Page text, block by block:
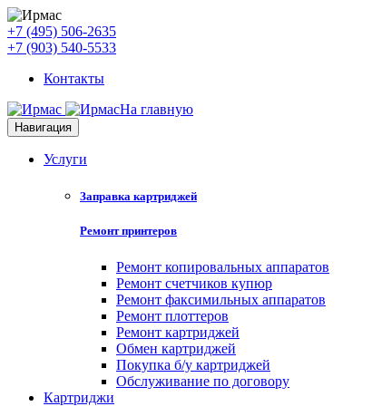
+7 (495) 506-2635
+7 (903) 540-5533
Контакты
На главную
Навигация
Услуги
Заправка картриджей
Ремонт принтеров
Ремонт копировальных аппаратов
Ремонт счетчиков купюр
Ремонт факсимильных аппаратов
Ремонт плоттеров
Ремонт картриджей
Обмен картриджей
Покупка б/у картриджей
Обслуживание по договору
Картриджи